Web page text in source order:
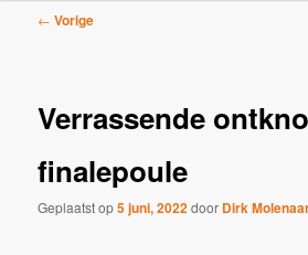
Bericht
← Vorige
Verrassende
finalepoule
Geplaatst op5 juni, 2022door Dirk